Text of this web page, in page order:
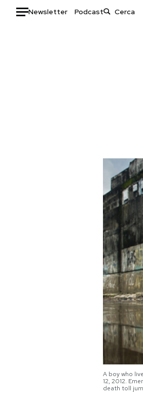
Newsletter Podcast
Ok
A boy who
12, 2012.
death toll